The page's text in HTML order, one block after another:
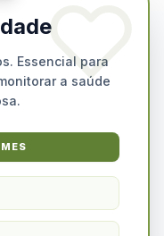
Essencial para
a saúde